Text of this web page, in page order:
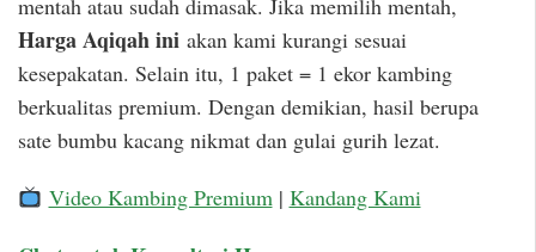
Harga Aqiqah ini akan kami kurangi sesuai
kesepakatan. Selain itu, 1 paket = 1 ekor kambing
berkualitas premium. Dengan demikian, hasil berupa
sate bumbu kacang nikmat dan gulai gurih lezat.
Video Kambing Premium| Kandang Kami